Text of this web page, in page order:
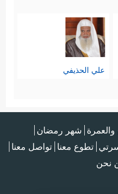
علي الحذيفي
والعمرة شهر رمضان
تطوع معنا تواصل معنا
نحن